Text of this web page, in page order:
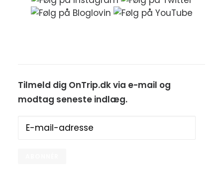
Tilmeld dig OnTrip.dk via e-mail og
modtag seneste indlæg.